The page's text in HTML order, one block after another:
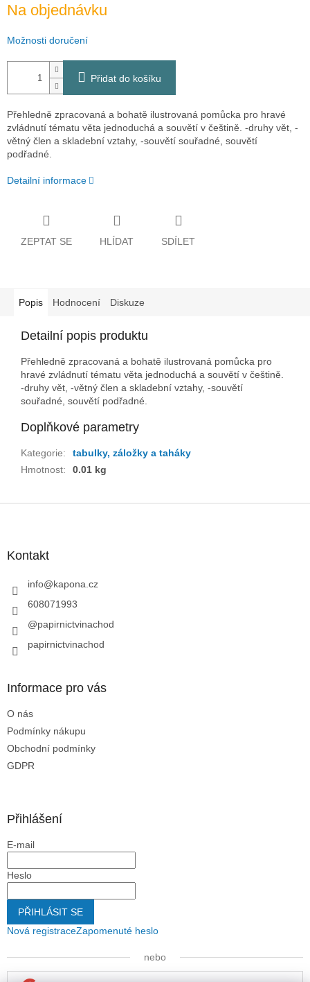
Na objednávku
Možnosti doručení
Přidat do košíku
Přehledně zpracovaná a bohatě ilustrovaná pomůcka pro hravé
zvládnutí tématu věta jednoduchá a souvětí v češtině. -druhy vět, -
větný člen a skladební vztahy, -souvětí souřadné, souvětí
podřadné.
Detailní informace
ZEPTAT SE HLÍDAT SDÍLET
Popis Hodnocení Diskuze
Detailní popis produktu
Přehledně zpracovaná a bohatě ilustrovaná pomůcka pro
hravé zvládnutí tématu věta jednoduchá a souvětí v češtině.
-druhy vět, -větný člen a skladební vztahy, -souvětí
souřadné, souvětí podřadné.
Doplňkové parametry
Kategorie:
tabulky, záložky a taháky
Hmotnost: 0.01 kg
Kontakt
info@kapona.cz
608071993
@papirnictvinachod
papirnictvinachod
Informace pro vás
O nás
Podmínky nákupu
Obchodní podmínky
GDPR
Přihlášení
E-mail
Heslo
PŘIHLÁSIT SE
Nová registraceZapomenuté heslo
nebo